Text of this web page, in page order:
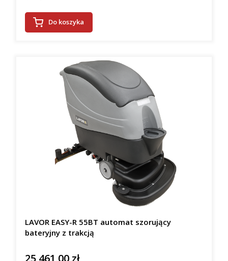
Do koszyka
LAVOR EASY-R 55BT automat szorujący
bateryjny z trakcją
Cena
25 461,00 zł